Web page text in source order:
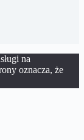
na
oznacza, że